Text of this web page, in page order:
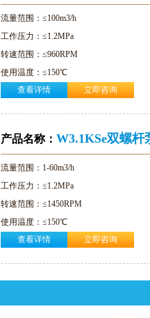
流量范围：≤100m3/h
工作压力：≤1.2MPa
转速范围：≤960RPM
使用温度：≤150℃
粘度范围：1-1000000cst
查看详情 立即咨询
产品名称： W3.1KSe双螺杆
流量范围：1-60m3/h
工作压力：≤1.2MPa
转速范围：≤1450RPM
使用温度：≤150℃
粘度范围：≤1000000mm2/s
查看详情 立即咨询